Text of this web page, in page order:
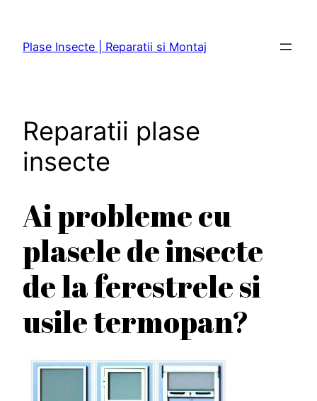
conținut
Plase Insecte | Reparatii si Montaj
Reparatii plase
insecte
Ai probleme cu
plasele de insecte
de la ferestrele si
usile termopan?